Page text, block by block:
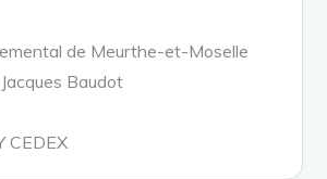
de Meurthe-et-Moselle
Baudot
CEDEX